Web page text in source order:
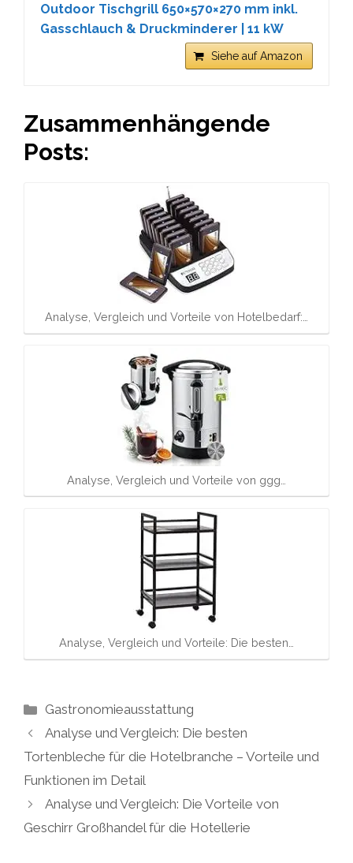
Outdoor Tischgrill 650×570×270 mm inkl.
Gasschlauch & Druckminderer | 11 kW
Siehe auf Amazon
Zusammenhängende
Posts:
Analyse, Vergleich und Vorteile von Hotelbedarf:…
Analyse, Vergleich und Vorteile von ggg…
Analyse, Vergleich und Vorteile: Die besten…
Kategorien
Gastronomieausstattung
Analyse und Vergleich: Die besten
Tortenbleche für die Hotelbranche – Vorteile und
Funktionen im Detail
Analyse und Vergleich: Die Vorteile von
Geschirr Großhandel für die Hotellerie